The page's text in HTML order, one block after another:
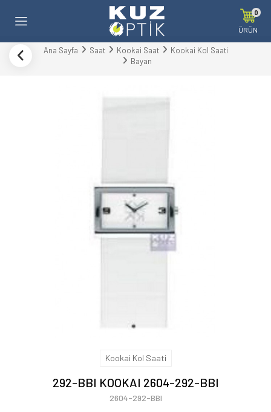
0
ÜRÜN
Ana Sayfa Saat Kookai Saat
Kookai Kol Saati
Bayan
Kookai Kol Saati
292-BBI KOOKAI 2604-292-BBI
2604-292-BBI